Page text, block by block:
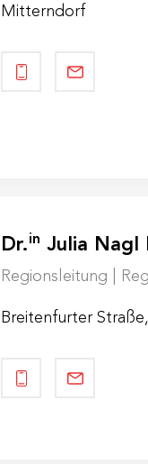
Mitterndorf
Dr.in Julia Nagl
Regionsleitung |
Breitenfurter